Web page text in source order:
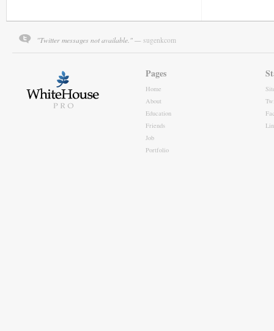
"Twitter messages not available." — sugenkcom
Pages
Home
About
Education
Friends
Job
Portfolio